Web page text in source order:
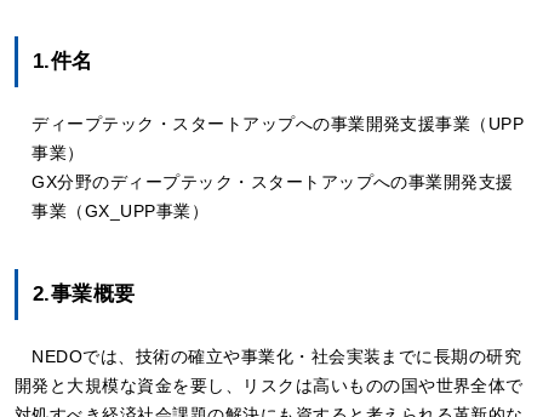
1.件名
ディープテック・スタートアップへの事業開発支援事業（UPP
事業）
GX分野のディープテック・スタートアップへの事業開発支援
事業（GX_UPP事業）
2.事業概要
NEDOでは、技術の確立や事業化・社会実装までに長期の研究
開発と大規模な資金を要し、リスクは高いものの国や世界全体で